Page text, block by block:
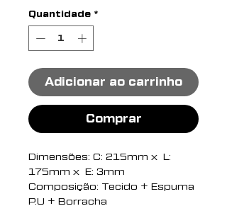
Quantidade *
Adicionar ao carrinho
Comprar
Dimensões: C: 215mm x L:
175mm x E: 3mm
Composição: Tecido + Espuma
P.U + Borracha